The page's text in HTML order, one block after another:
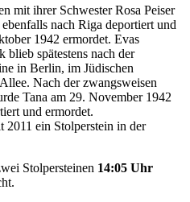
mit ihrer Schwester Rosa Peiser
nach Riga deportiert und
1942 ermordet. Evas
blieb spätestens nach der
in Berlin, im Jüdischen
Nach der zwangsweisen
Tana am 29. November 1942
und ermordet.
2011 ein Stolperstein in der
Stolpersteinen 14:05 Uhr